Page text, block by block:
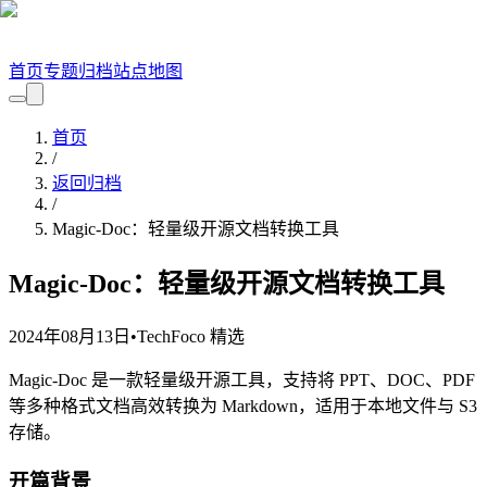
首页专题归档站点地图
首页
/
返回归档
/
Magic-Doc：轻量级开源文档转换工具
Magic-Doc：轻量级开源文档转换工具
2024年08月13日 •TechFoco 精选
Magic-Doc 是一款轻量级开源工具，支持将 PPT、DOC、PDF
等多种格式文档高效转换为 Markdown，适用于本地文件与 S3
存储。
开篇背景